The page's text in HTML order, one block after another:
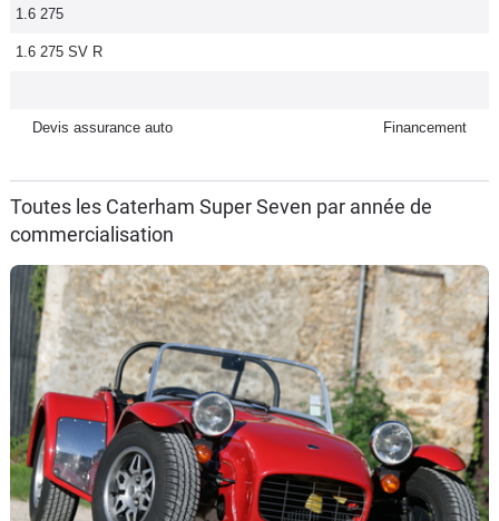
Flottes
Services
Forum
Marques
1.6 275
1.6 275 SV R
Devis assurance auto Financement
Toutes les Caterham Super Seven par année de
commercialisation